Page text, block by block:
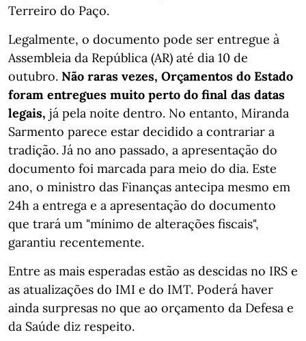
Terreiro do Paço.
Legalmente, o documento pode ser entregue à
Assembleia da República (AR) até dia 10 de
outubro. Não raras vezes, Orçamentos do Estado
foram entregues muito perto do final das datas
legais, já pela noite dentro. No entanto, Miranda
Sarmento parece estar decidido a contrariar a
tradição. Já no ano passado, a apresentação do
documento foi marcada para meio do dia. Este
ano, o ministro das Finanças antecipa mesmo em
24h a entrega e a apresentação do documento
que trará um "mínimo de alterações fiscais",
garantiu recentemente.
Entre as mais esperadas estão as descidas no IRS e
as atualizações do IMI e do IMT. Poderá haver
ainda surpresas no que ao orçamento da Defesa e
da Saúde diz respeito.